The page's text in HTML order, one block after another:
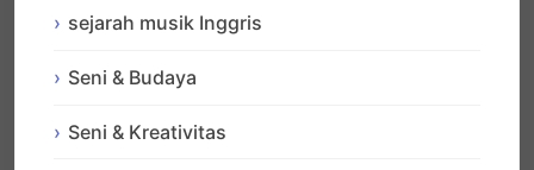
sejarah musik Inggris
Seni & Budaya
Seni & Kreativitas